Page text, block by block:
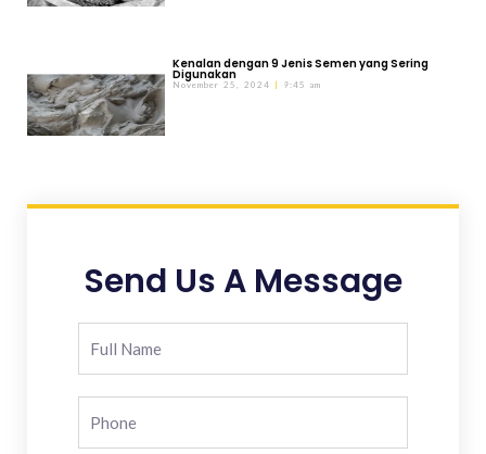
Kenalan dengan 9 Jenis Semen yang Sering
Digunakan
November 25, 2024 9:45 am
Send Us A Message